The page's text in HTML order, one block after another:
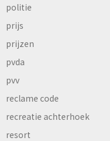
politie
prijs
prijzen
pvda
pvv
reclame code
recreatie achterhoek
resort